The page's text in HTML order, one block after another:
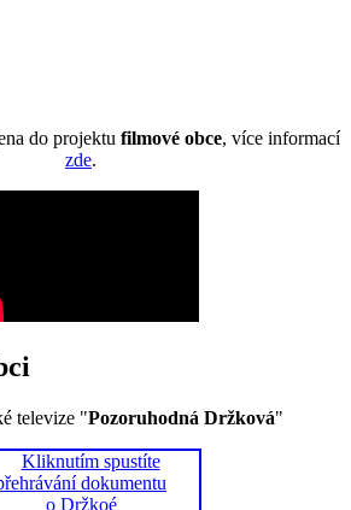
do projektu filmové obce, více informací
zde.
televize "Pozoruhodná Držková"